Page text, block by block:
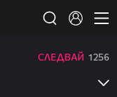
СЛЕДВАЙ 1256